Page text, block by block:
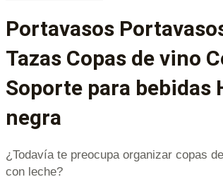
Portavasos
Tazas Copas de vino
Soporte para bebidas
negra
¿Todavía te preocupa organizar copas
con leche?